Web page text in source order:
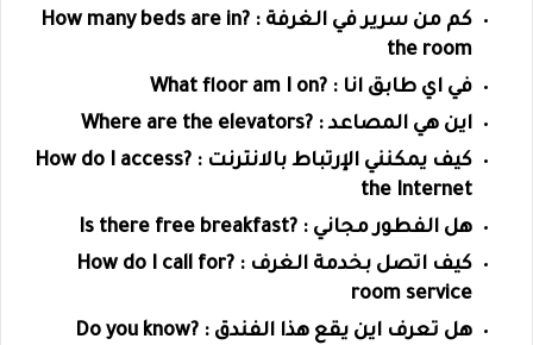
كم من سرير في الغرفة : ?How many beds are in
the room
في اي طابق انا : ?What floor am I on
اين هي المصاعد : ?Where are the elevators
كيف يمكنني الإرتباط بالانترنت : ?How do I access
the Internet
هل الفطور مجاني : ?Is there free breakfast
كيف اتصل بخدمة الغرف : ?How do I call for
room service
هل تعرف اين يقع هذا الفندق : ?Do you know